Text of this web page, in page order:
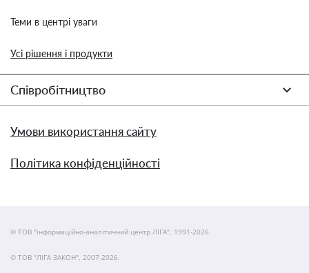
Теми в центрі уваги
Усі рішення і продукти
Співробітництво
Умови використання сайту
Політика конфіденційності
© ТОВ "інформаційно-аналітичний центр ЛІГА", 1991-2026.
© ТОВ "ЛІГА ЗАКОН", 2007-2026.